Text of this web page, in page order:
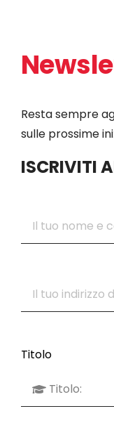
Resta sempre
sulle prossime
ISCRIVITI
Titolo